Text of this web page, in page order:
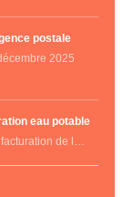
postale
2025
eau potable
facturation de l…